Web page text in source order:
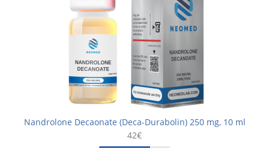
Nandrolone Decaonate (Deca-Durabolin) 250 mg, 10 ml
42€